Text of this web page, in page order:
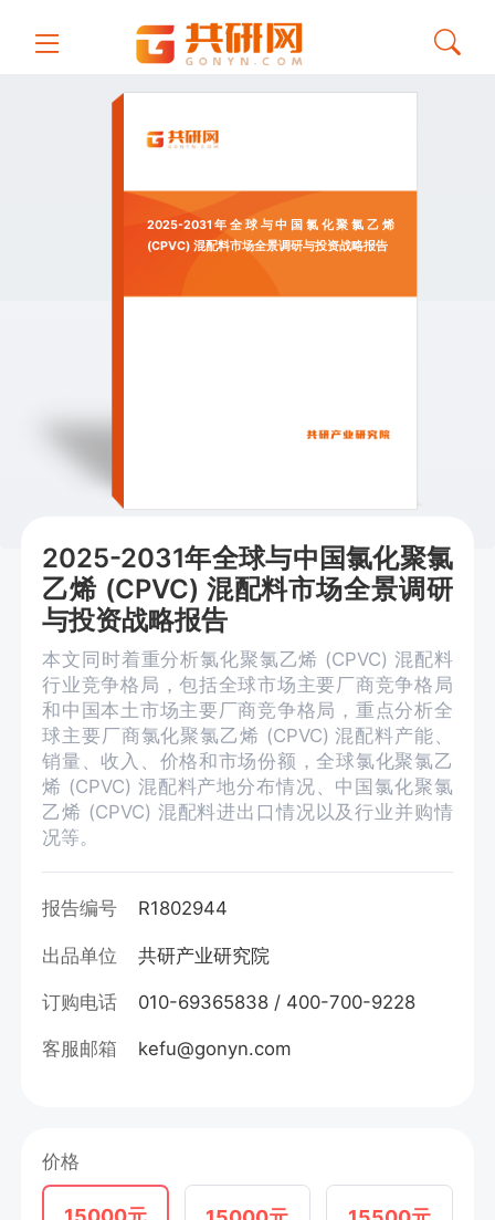
2025-2031年全球与中国氯化聚氯乙烯
(CPVC) 混配料市场全景调研与投资战略报告
2025-2031年全球与中国氯化聚氯
乙烯 (CPVC) 混配料市场全景调研
与投资战略报告
本文同时着重分析氯化聚氯乙烯 (CPVC) 混配料
行业竞争格局，包括全球市场主要厂商竞争格局
和中国本土市场主要厂商竞争格局，重点分析全
球主要厂商氯化聚氯乙烯 (CPVC) 混配料产能、
销量、收入、价格和市场份额，全球氯化聚氯乙
烯 (CPVC) 混配料产地分布情况、中国氯化聚氯
乙烯 (CPVC) 混配料进出口情况以及行业并购情
况等。
报告编号 R1802944
出品单位 共研产业研究院
订购电话 010-69365838 / 400-700-9228
客服邮箱 kefu@gonyn.com
价格